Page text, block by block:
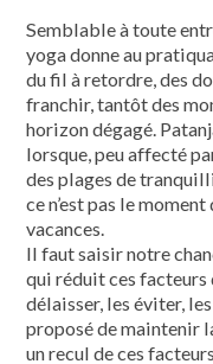
Semblable à toute
yoga donne au
du fil à retordre, des
franchir, tantôt des
horizon dégagé.
lorsque, peu affecté
des plages de
ce n’est pas le
vacances.
Il faut saisir notre
qui réduit ces facteurs
délaisser, les éviter,
proposé de maintenir
un recul de ces